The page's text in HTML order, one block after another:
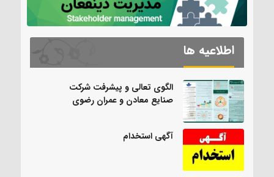
اطلاعیه ها
الگوی تعالی و پیشرفت شرکت
صنایع معادن و عمران رضوی
آگهی استخدام